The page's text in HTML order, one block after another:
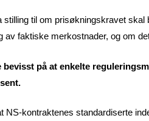
stilling til om prisøkningskravet
av faktiske merkostnader, og om
på at enkelte
NS-kontraktenes standardiserte